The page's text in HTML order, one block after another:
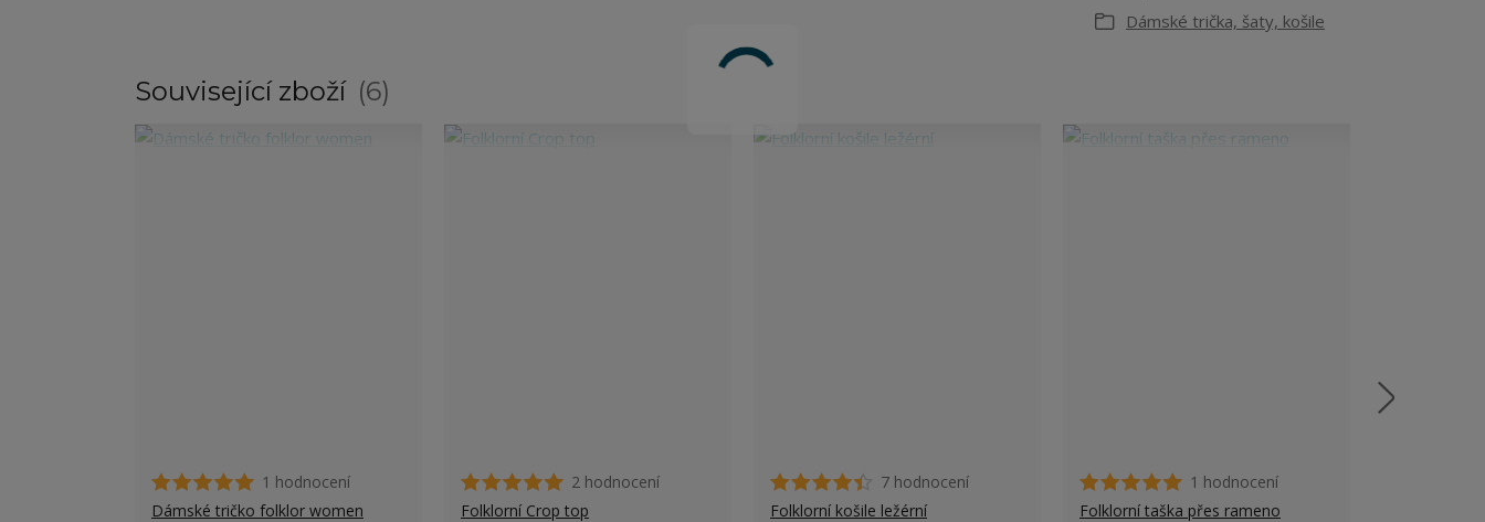
Dámské trička, šaty, košile
Související zboží 6
1 hodnocení
Dámské tričko folklor women
2 hodnocení
Folklorní Crop top
7 hodnocení
Folklorní košile ležérní
1 hodnocení
Folklorní taška přes rameno